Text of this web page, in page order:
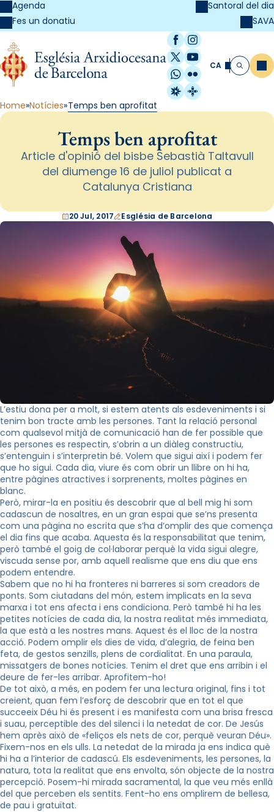
Agenda
Fes un donatiu
Santoral del dia
SAVA
Facebook
Instagram
X / Twitter
YouTube
WhatsApp
Flickr
Radio Estel
Catalunya
CA Cerca
Home Notícies Temps ben aprofitat
Temps ben aprofitat
Article d'opinió del bisbe Sebastià Taltavull
del diumenge 16 de juliol publicat a
Catalunya Cristiana
20 Jul, 2017 Església de Barcelona
L’estiu dona per a molt, si estem atents als esdeveniments i si
tenim bon tracte amb les persones. Tant la relació personal
com qualsevol mitjà de comunicació han de fer possible que
les persones es respectin, s’obrin a un diàleg constructiu,
s’entenguin i s’interpretin bé. Volem que sigui així i podem fer
que ho sigui. Cada dia, viure és com obrir un llibre on hi ha,
entre pàgines atractives i sorprenents, moltes pàgines en
blanc.
Però, mirar-la en positiu és descobrir que al bell mig hi som
cadascun de nosaltres, en un gran espai que se’ns presenta
com una pàgina no escrita que s’ha d’omplir des que comença
el dia fins que acaba. Aquesta és la responsabilitat que tenim,
però també el goig de col·laborar perquè la vida sigui alegre,
viscuda sense por, amb aquell realisme que ens diu que ens
podem entendre.
Sabem que no hi ha fronteres ni barreres si som creadors de
ponts. Som ciutadans del món, estem implicats en la seva
marxa i tot ens afecta i ens condiciona. Però també hi ha les
petites notícies de cada dia, la nostra realitat més immediata,
la que està a les nostres mans. Aquest és el lloc de la nostra
acció. Podem omplir els dies de vida, d’alegria, de feina ben
feta, de gestos senzills, plens de cordialitat. En una paraula,
missatgers de bones notícies. Tenim el dret que ens arribin i el
deure de fer-les arribar. Aprofitem-ho!
De tot això, a més, en podem fer una lectura original, fins i tot
creient, quan fem l’esforç de descobrir que en tot el que
succeeix Déu hi és present i es manifesta com una brisa fresca
i suau, perceptible des del silenci i la netedat de cor. De Jesús
hem après això de «feliços els nets de cor, perquè veuran Déu».
Fixem-nos en els ulls. La netedat de la mirada ja ens indica què
hi ha a l’interior de cadascú. Els esdeveniments, les persones, la
natura, tota la realitat que ens envolta, són objecte de la nostra
percepció. Posem-hi mirada sacramental, la que veu més enllà
del que perceben els sentits. Fent-ho ens omplirem de bellesa,
de pau i gratuïtat.